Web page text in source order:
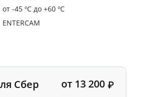
от -45 ºC до +60 ºC
ENTERCAM
Сбер от 13 200